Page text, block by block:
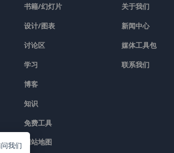
书籍/幻灯片
设计/图表
讨论区
学习
博客
知识
免费工具
网站地图
关于我们
新闻中心
媒体工具包
联系我们
我们